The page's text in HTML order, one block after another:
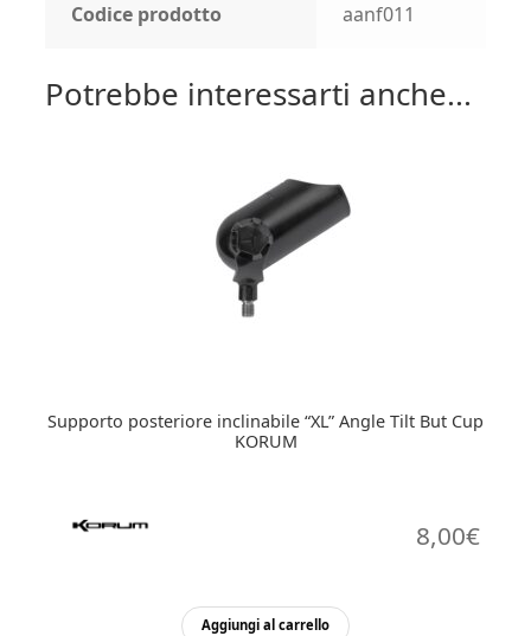
Codice prodotto aanf011
Potrebbe interessarti anche...
Supporto posteriore inclinabile “XL” Angle Tilt But Cup
KORUM
8,00€
Aggiungi al carrello